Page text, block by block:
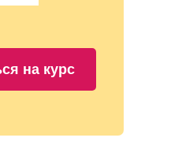
на курс